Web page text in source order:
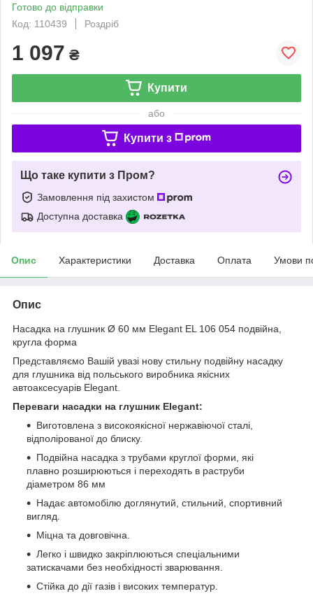
Готово до відправки
Код: 110439
Роздріб
1 097 ₴
Купити
або
Купити з
Що таке купити з Пром?
Замовлення під захистом
Доступна доставка
Опис Характеристики Доставка Оплата Умови
Опис
Насадка на глушник Ø 60 мм Elegant EL 106 054 подвійна,
кругла форма
Представляємо Вашій увазі нову стильну подвійну насадку
для глушника від польського виробника якісних
автоаксесуарів Elegant.
Переваги насадки на глушник Elegant:
Виготовлена з високоякісної нержавіючої сталі,
відполірованої до блиску.
Подвійна насадка з трубами круглої форми, які
плавно розширюються і переходять в раструби
діаметром 86 мм
Надає автомобілю доглянутий, стильний, спортивний
вигляд.
Міцна та довговічна.
Легко і швидко закріплюються спеціальними
затискачами без необхідності зварювання.
Стійка до дії газів і високих температур.